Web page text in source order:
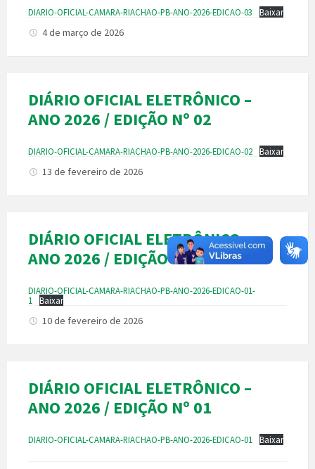
DIARIO-OFICIAL-CAMARA-RIACHAO-PB-ANO-2026-EDICAO-03 Baixar
4 de março de 2026
DIÁRIO OFICIAL ELETRÔNICO –
ANO 2026 / EDIÇÃO Nº 02
DIARIO-OFICIAL-CAMARA-RIACHAO-PB-ANO-2026-EDICAO-02 Baixar
13 de fevereiro de 2026
DIÁRIO OFICIAL ELETRÔNICO –
ANO 2026 / EDIÇÃO Nº 01-1
DIARIO-OFICIAL-CAMARA-RIACHAO-PB-ANO-2026-EDICAO-01-
1
Baixar
10 de fevereiro de 2026
DIÁRIO OFICIAL ELETRÔNICO –
ANO 2026 / EDIÇÃO Nº 01
DIARIO-OFICIAL-CAMARA-RIACHAO-PB-ANO-2026-EDICAO-01 Baixar